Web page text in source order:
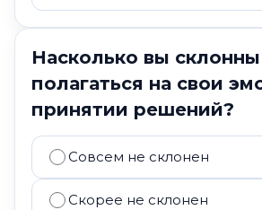
Насколько вы склонны
полагаться на свои
принятии решений?
Совсем не склонен
Скорее не склонен